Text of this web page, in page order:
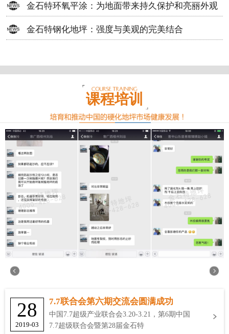
金石特环氧平涂：为地面带来持久保护和亮丽外观
金石特钢化地坪：强度与美观的完美结合
课程培训
28
2019-03
7.7联合会第六期交流会圆满成功
中国7.7超级产业联合会3.20-3.21，第6期中国
7.7超级联合会暨第28届金石特